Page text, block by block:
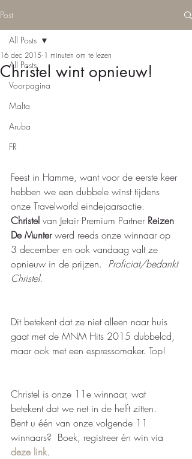
Post
All Posts
Voorpagina
Malta
Aruba
FR
All Posts
Christel wint opnieuw!
16 dec 2015 1 minuten om te lezen
Feest in Hamme, want voor de eerste keer
hebben we een dubbele winst tijdens
onze Travelworld eindejaarsactie.
Christel van Jetair Premium Partner Reizen
De Munter werd reeds onze winnaar op
3 december en ook vandaag valt ze
opnieuw in de prijzen. Proficiat/bedankt
Christel.
Dit betekent dat ze niet alleen naar huis
gaat met de MNM Hits 2015 dubbelcd,
maar ook met een espressomaker. Top!
Christel is onze 11e winnaar, wat
betekent dat we net in de helft zitten.
Bent u één van onze volgende 11
winnaars?  Boek, registreer én win via
deze link.